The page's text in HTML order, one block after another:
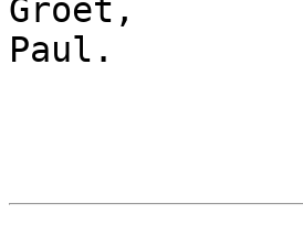
Groet,
Paul.